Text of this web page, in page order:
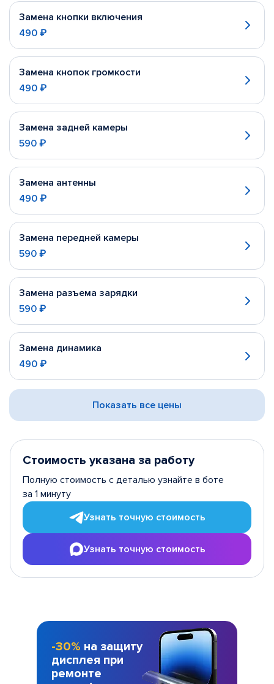
Замена кнопки включения
490 ₽
Замена кнопок громкости
490 ₽
Замена задней камеры
590 ₽
Замена антенны
490 ₽
Замена передней камеры
590 ₽
Замена разъема зарядки
590 ₽
Замена динамика
490 ₽
Показать все цены
Стоимость указана за работу
Полную стоимость с деталью узнайте в боте
за 1 минуту
Узнать точную стоимость
Узнать точную стоимость
-30% на защиту
дисплея при
ремонте